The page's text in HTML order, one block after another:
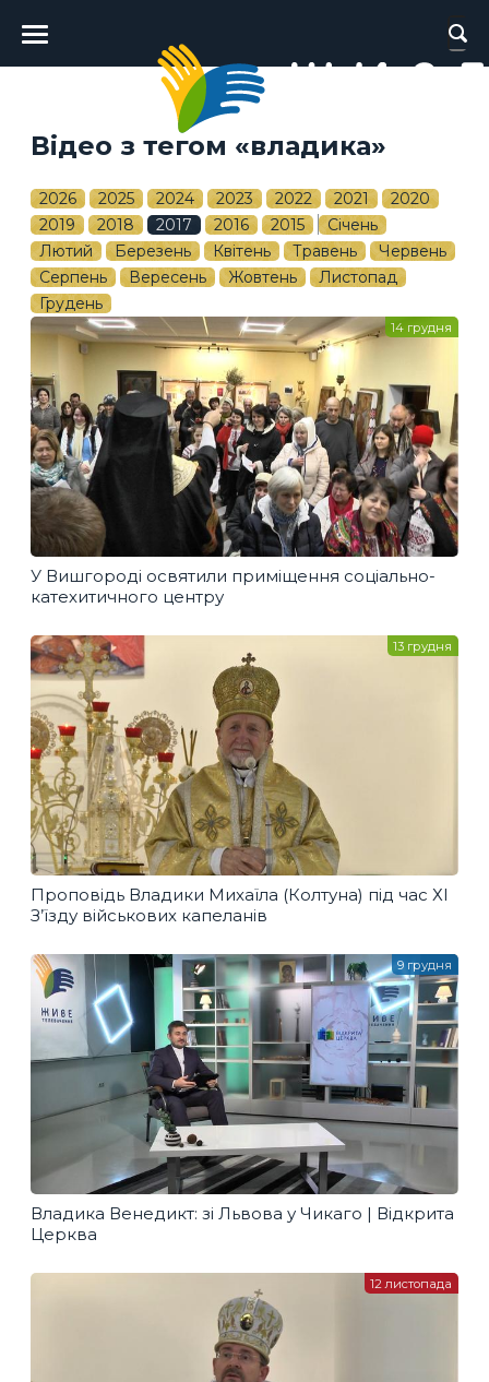
Головне
меню
Відео з тегом «владика»
2026 2025 2024 2023 2022 2021
2020
2019
2018 2017 2016 2015
Січень
Лютий
Березень Квітень Травень
Червень
Серпень
Вересень Жовтень
Листопад
Грудень
У Вишгороді освятили приміщення соціально-
катехитичного центру
14 грудня
Проповідь Владики Михаїла (Колтуна) під час ХІ
З’їзду військових капеланів
13 грудня
Владика Венедикт: зі Львова у Чикаго | Відкрита
Церква
9 грудня
12 листопада